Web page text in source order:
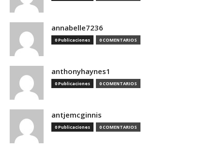
annabelle7236
0 Publicaciones 0 COMENTARIOS
anthonyhaynes1
0 Publicaciones 0 COMENTARIOS
antjemcginnis
0 Publicaciones 0 COMENTARIOS